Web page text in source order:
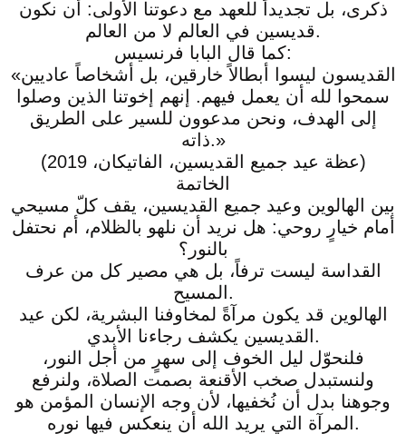
ذكرى، بل تجديداً للعهد مع دعوتنا الأولى: أن نكون
قديسين في العالم لا من العالم.
كما قال البابا فرنسيس:
«القديسون ليسوا أبطالاً خارقين، بل أشخاصاً عاديين
سمحوا لله أن يعمل فيهم. إنهم إخوتنا الذين وصلوا
إلى الهدف، ونحن مدعوون للسير على الطريق
ذاته.»
(عظة عيد جميع القديسين، الفاتيكان، 2019)
الخاتمة
بين الهالوين وعيد جميع القديسين، يقف كلّ مسيحي
أمام خيارٍ روحي: هل نريد أن نلهو بالظلام، أم نحتفل
بالنور؟
القداسة ليست ترفاً، بل هي مصير كل من عرف
المسيح.
الهالوين قد يكون مرآةً لمخاوفنا البشرية، لكن عيد
القديسين يكشف رجاءنا الأبدي.
فلنحوّل ليل الخوف إلى سهرٍ من أجل النور،
ولنستبدل صخب الأقنعة بصمت الصلاة، ولنرفع
وجوهنا بدل أن نُخفيها، لأن وجه الإنسان المؤمن هو
المرآة التي يريد الله أن ينعكس فيها نوره.